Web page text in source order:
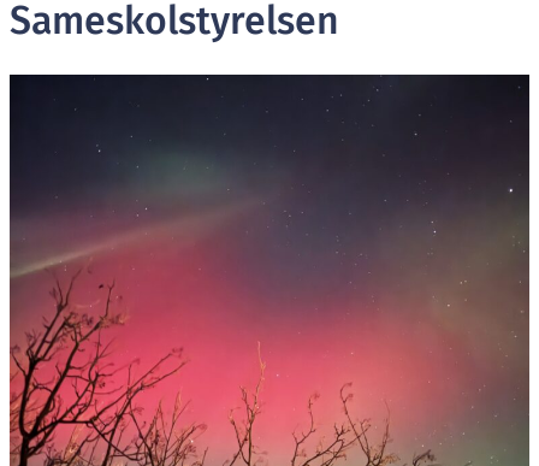
Sameskolstyrelsen